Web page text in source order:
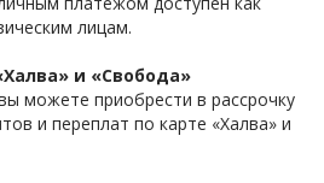
лицам.
и «Свобода»
можете приобрести в рассрочку
и переплат по карте «Халва» и